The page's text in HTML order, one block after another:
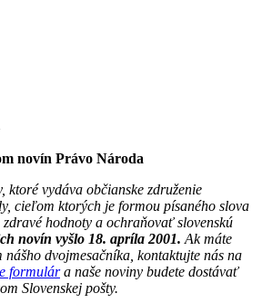
novín Právo Národa
ktoré vydáva občianske združenie
cieľom ktorých je formou písaného slova
hodnoty a ochraňovať slovenskú
novín vyšlo 18. apríla 2001. Ak máte
dvojmesačníka, kontaktujte nás na
formulára naše noviny budete dostávať
Slovenskej pošty.